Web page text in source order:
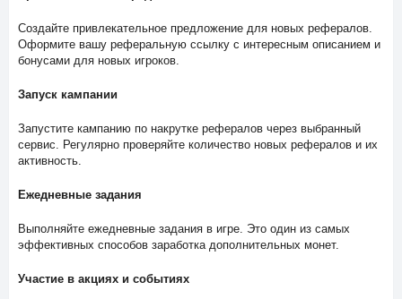
Создайте привлекательное предложение для новых рефералов.
Оформите вашу реферальную ссылку с интересным описанием и
бонусами для новых игроков.
Запуск кампании
Запустите кампанию по накрутке рефералов через выбранный
сервис. Регулярно проверяйте количество новых рефералов и их
активность.
Ежедневные задания
Выполняйте ежедневные задания в игре. Это один из самых
эффективных способов заработка дополнительных монет.
Участие в акциях и событиях